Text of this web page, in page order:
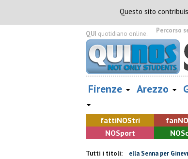
Questo sito
QUI quotidiano online. Percorso
Firenze Arezzo
fattiNOStri fan
NOSport NOS
Tutti i titoli:
Due ori nella Senna per Ginevra